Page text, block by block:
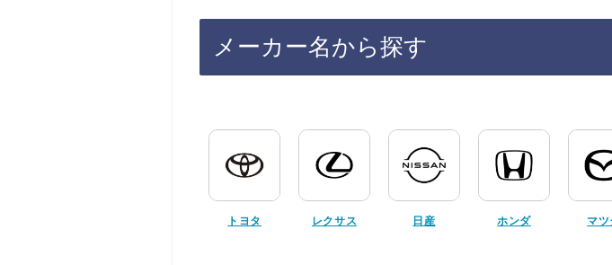
メーカー名から探す
トヨタ レクサス 日産 ホンダ マツ